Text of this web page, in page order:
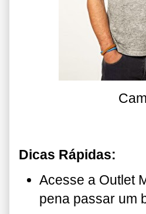
Dicas Rápidas:
Acesse a Outlet
pena passar um